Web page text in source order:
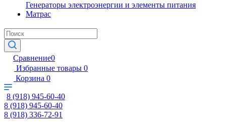
Генераторы электроэнергии и элементы питания
Матрас
Сравнение0
Избранные товары 0
Корзина 0
8 (918) 945-60-40
8 (918) 945-60-40
8 (918) 336-72-91